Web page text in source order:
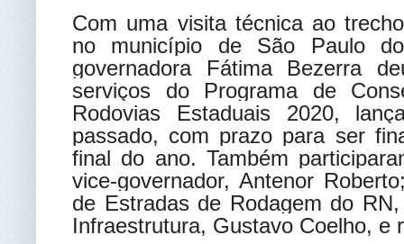
Com uma visita técnica ao
no município de São Paulo
governadora Fátima Bezerra
serviços do Programa de
Rodovias Estaduais 2020,
passado, com prazo para ser
final do ano. Também
vice-governador, Antenor
de Estradas de Rodagem do
Infraestrutura, Gustavo Coelho, e